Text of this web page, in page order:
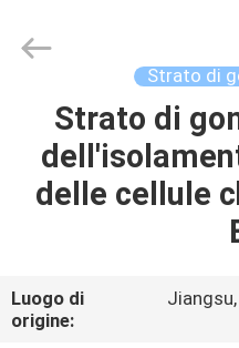
CASA
PRODOTTI
NOI
Strato di
Strato di
delle cellule
Luogo di
origine: